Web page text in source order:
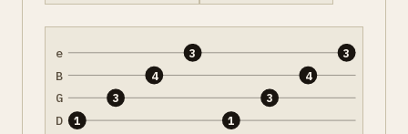
e
B
G
D 1
3
4
3
1
3
4
3